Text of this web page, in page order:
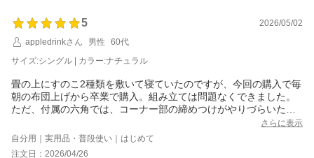
5
2026/05/02
appledrinkさん
男性
60代
サイズ:シングル | カラー:ナチュラル
畳の上にすのこ2種類を敷いて寝ていたのですが、今回の購入で毎
朝の布団上げから卒業で購入。組み立ては問題なくできました。
ただ、付属の六角では、コーナー部の締めつけがやりづらいため
自前の工具を使い難なく終了。すのこは10cmのマットでは凸凹間
を強く感じるので、今まで使用していたすのこも使って羊土良い
感じで。ただし、今までのすのこはやや幅があるので、ずれない
さらに表示
自分用｜実用品・普段使い｜はじめて
注文日：2026/04/26